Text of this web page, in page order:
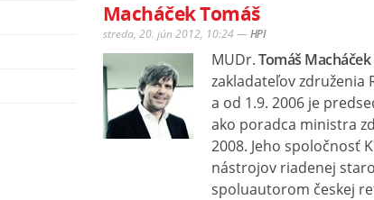
Macháček Tomáš
streda, 20. jún 2012, 10:24 — HPI
MUDr.Tomáš Macháček
zakladateľov združenia
a od 1.9. 2006 je
ako poradca ministra
2008. Jeho spoločnosť
nástrojov riadenej
spoluautorom českej